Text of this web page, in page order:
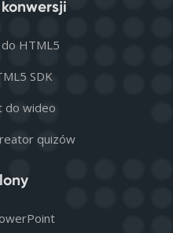
HTML5
SDK
do wideo
quizów